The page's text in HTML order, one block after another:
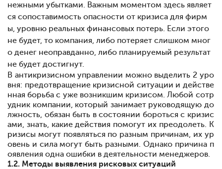
нежными убытками. Важным моментом здесь являет
ся сопоставимость опасности от кризиса для фирм
ы, уровню реальных финансовых потерь. Если этого
не будет, то компания, либо потеряет слишком мног
о денег неоправданно, либо планируемый результат
не будет достигнут.
В антикризисном управлении можно выделить 2 уро
вня: предотвращение кризисной ситуации и действе
нная борьба с уже возникшим кризисом. Любой сотр
удник компании, который занимает руководящую до
лжность, обязан быть в состоянии бороться с кризис
ами, знать, какие действия помогут их преодолеть. К
ризисы могут появляться по разным причинам, их ур
овень и сила могут быть разными. Однако причина п
оявления одна ошибки в деятельности менеджеров.
1.2. Методы выявления рисковых ситуаций